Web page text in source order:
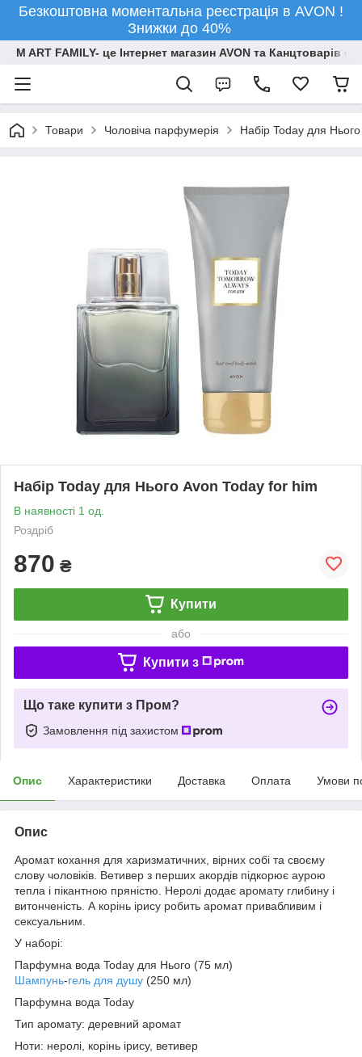
Безкоштовна моментальна реєстрація в AVON !
Знижки до 40%
M ART FAMILY- це Інтернет магазин AVON та Канцтоварів
Товари Чоловіча парфумерія Набір Today для
Набір Today для Нього Avon Today for him
В наявності 1 од.
Роздріб
870 ₴
Купити
або
Купити з
Що таке купити з Пром?
Замовлення під захистом
Опис Характеристики Доставка Оплата Умови
Опис
Аромат кохання для харизматичних, вірних собі та своєму
слову чоловіків. Ветивер з перших акордів підкорює аурою
тепла і пікантною пряністю. Неролі додає аромату глибину і
витонченість. А корінь ірису робить аромат привабливим і
сексуальним.
У наборі:
Парфумна вода Today для Нього (75 мл)
Шампунь-гель для душу (250 мл)
Парфумна вода Today
Тип аромату: деревний аромат
Ноти: неролі, корінь ірису, ветивер